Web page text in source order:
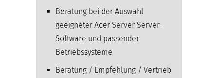
Beratung bei der Auswahl
geeigneter Acer Server Server-
Software und passender
Betriebssysteme
Beratung / Empfehlung / Vertrieb